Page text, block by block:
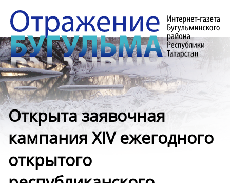
Открыта заявочная
кампания XIV ежегодного
открытого